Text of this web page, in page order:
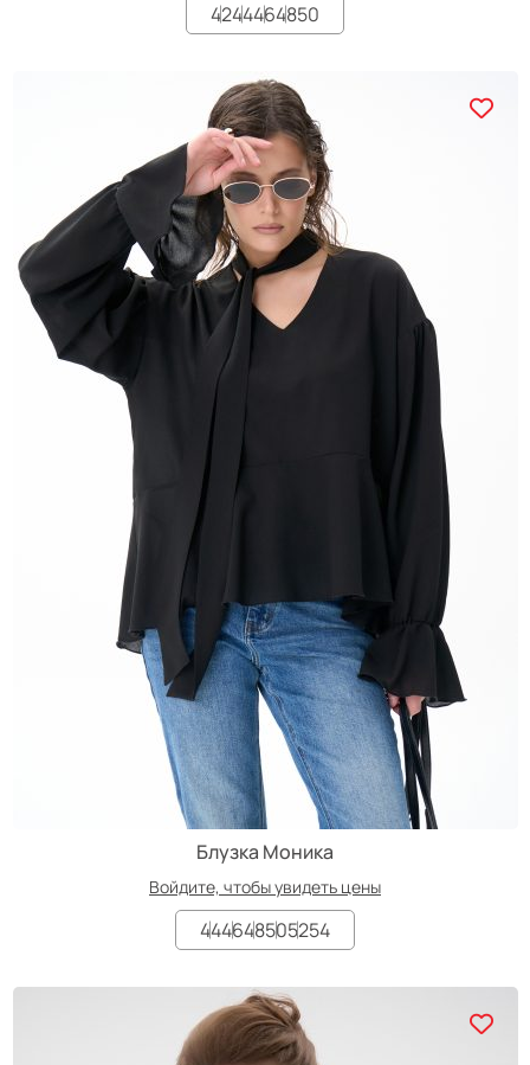
4244464850
Блузка Моника
Войдите, чтобы увидеть цены
444648505254